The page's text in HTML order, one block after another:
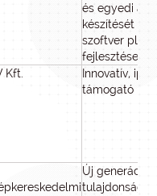
és egyedi
készítését
szoftver
fejlesztése
Kft.
Innovatív,
támogató
Új
tulajdonságú